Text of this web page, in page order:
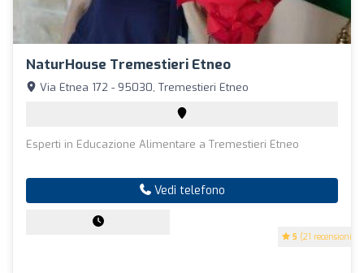
NaturHouse Tremestieri Etneo
5 (21 recensioni)
Via Etnea 172 - 95030, Tremestieri Etneo
Esperti in Educazione Alimentare a Tremestieri Etneo
Vedi telefono